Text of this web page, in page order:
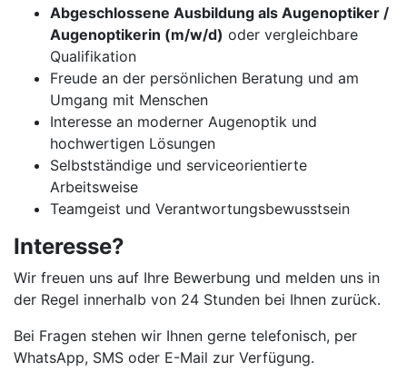
Abgeschlossene Ausbildung als Augenoptiker /
Augenoptikerin (m/w/d) oder vergleichbare
Qualifikation
Freude an der persönlichen Beratung und am
Umgang mit Menschen
Interesse an moderner Augenoptik und
hochwertigen Lösungen
Selbstständige und serviceorientierte
Arbeitsweise
Teamgeist und Verantwortungsbewusstsein
Interesse?
Wir freuen uns auf Ihre Bewerbung und melden uns in
der Regel innerhalb von 24 Stunden bei Ihnen zurück.
Bei Fragen stehen wir Ihnen gerne telefonisch, per
WhatsApp, SMS oder E-Mail zur Verfügung.